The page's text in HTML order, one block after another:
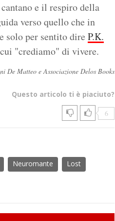
e il respiro della
verso quello che in
solo per sentito dire P.K.
"crediamo" di vivere.
Matteo e Associazione Delos Books
Questo articolo ti è piaciuto?
6
Neuromante
Lost